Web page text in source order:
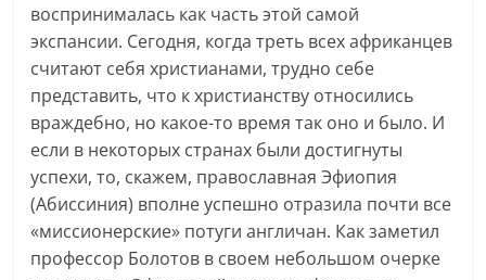
воспринималась как часть этой самой
экспансии. Сегодня, когда треть всех африканцев
считают себя христианами, трудно себе
представить, что к христианству относились
враждебно, но какое-то время так оно и было. И
если в некоторых странах были достигнуты
успехи, то, скажем, православная Эфиопия
(Абиссиния) вполне успешно отразила почти все
«миссионерские» потуги англичан. Как заметил
профессор Болотов в своем небольшом очерке